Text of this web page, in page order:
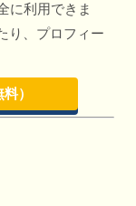
に利用できま
り、プロフィー
）